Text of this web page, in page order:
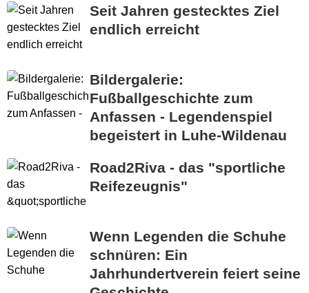
Seit Jahren gestecktes Ziel
endlich erreicht
Bildergalerie:
Fußballgeschichte zum
Anfassen - Legendenspiel
begeistert in Luhe-Wildenau
Road2Riva - das "sportliche
Reifezeugnis"
Wenn Legenden die Schuhe
schnüren: Ein
Jahrhundertverein feiert seine